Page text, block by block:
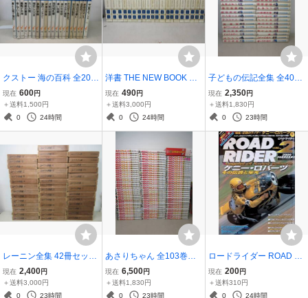
クストー 海の百科 全20巻
セット 平凡社 棚に
現在 600円
＋送料1,500円
0
24時間
洋書 THE NEW BOOK OF
KNOWLEDGE 全20巻揃
Grolier セット 棚へ
現在 490円
＋送料3,000円
0
24時間
子どもの伝記全集 全40巻
のうち欠6巻 39冊セット
ポプラ社 棚い
現在 2,350円
＋送料1,830円
0
23時間
レーニン全集 42冊セット
（1〜35、37～39、別巻2
冊、レーニン伝2冊）不揃
い セット 大月書店 棚に
現在 2,400円
＋送料3,000円
0
23時間
あさりちゃん 全103巻＋
とびきり特選あさりちゃ
ん 全3巻（DVD付き） 計
106冊セット 室山まゆみ
現在 6,500円
＋送料1,830円
0
23時間
ロードライダー ROAD RI
DER 2009年2月号 ケニ
ー・ロバーツ その伝説と
栄光 JB2605B-019
現在 200円
＋送料310円
0
24時間